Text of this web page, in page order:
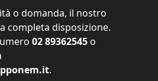
o domanda, il nostro
completa disposizione.
02 89362545 o
.